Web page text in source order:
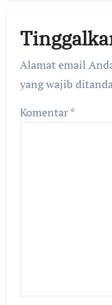
Alamat email
yang wajib
Komentar*